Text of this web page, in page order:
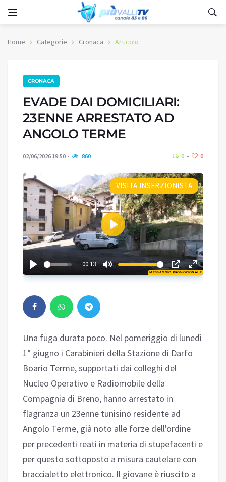
Home Categorie Cronaca Articolo
CRONACA
EVADE DAI DOMICILIARI:
23ENNE ARRESTATO AD
ANGOLO TERME
02/06/2026 19:50 860 0 0
MESSAGGIO PROMOZIONALE
VISITA INSERZIONISTA
00:13
Play
00:56
Una fuga durata poco. Nel pomeriggio di lunedì
1° giugno i Carabinieri della Stazione di Darfo
Boario Terme, supportati dai colleghi del
Nucleo Operativo e Radiomobile della
Compagnia di Breno, hanno arrestato in
flagranza un 23enne tunisino residente ad
Angolo Terme, già noto alle forze dell'ordine
per precedenti reati in materia di stupefacenti e
per questo sottoposto a misura cautelare con
braccialetto elettronico. Il giovane è riuscito a